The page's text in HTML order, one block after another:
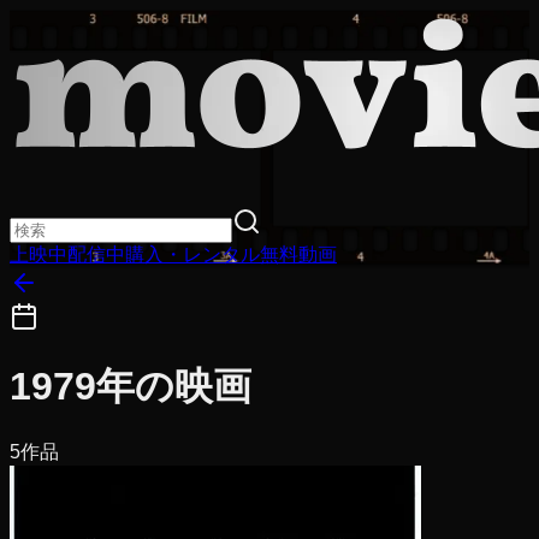
上映中配信中購入・レンタル無料動画
1979年の映画
5作品